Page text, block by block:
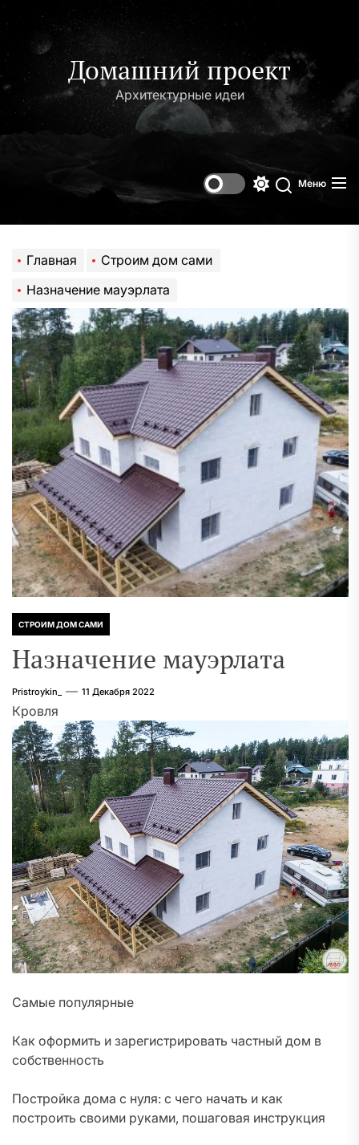
содержимому
Домашний проект
Архитектурные идеи
Поиск
Меню
Главная
Строим дом сами
Назначение мауэрлата
СТРОИМ ДОМ САМИ
Назначение мауэрлата
Pristroykin_ 11 Декабря 2022
Кровля
Самые популярные
Как оформить и зарегистрировать частный дом в
собственность
Постройка дома с нуля: с чего начать и как
построить своими руками, пошаговая инструкция